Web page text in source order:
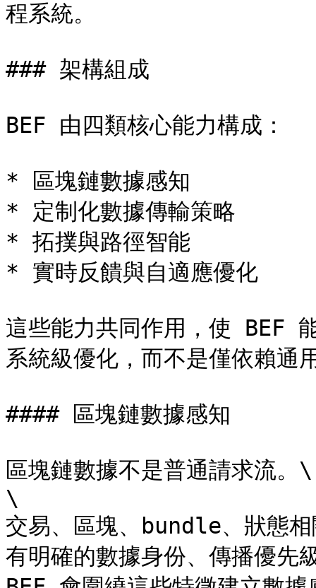
程系統。
### 架構組成
BEF 由四類核心能力構成：​
* 區塊鏈數據感知
* 定制化數據傳輸策略
* 拓撲與路徑智能
* 實時反饋與自適應優化
這些能力共同作用，使 BEF
系統級優化，而不是僅依賴通
#### 區塊鏈數據感知
區塊鏈數據不是普通請求流。\
​\
交易、區塊、bundle、狀態
有明確的數據身份、傳播優先